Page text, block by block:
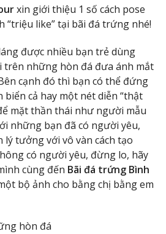
xin giới thiệu 1 số cách pose
“triệu like” tại bãi đá trứng nhé!
được nhiều bạn trẻ dùng
trên những hòn đá đưa ánh mắt
cạnh đó thì bạn có thể đứng
cả hay một nét diễn “thật
mặt thần thái như người mẫu
những bạn đã có người yêu,
lý tưởng với vô vàn cách tạo
có người yêu, đừng lo, hãy
cùng đến Bãi đá trứng Bình
bộ ảnh cho bằng chị bằng em
hòn đá